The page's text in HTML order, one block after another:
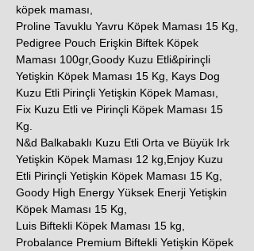
köpek maması,
Proline Tavuklu Yavru Köpek Maması 15 Kg,
Pedigree Pouch Erişkin Biftek Köpek
Maması 100gr,Goody Kuzu Etli&pirinçli
Yetişkin Köpek Maması 15 Kg, Kays Dog
Kuzu Etli Pirinçli Yetişkin Köpek Maması,
Fix Kuzu Etli ve Pirinçli Köpek Maması 15
Kg.
N&d Balkabaklı Kuzu Etli Orta ve Büyük Irk
Yetişkin Köpek Maması 12 kg,Enjoy Kuzu
Etli Pirinçli Yetişkin Köpek Maması 15 Kg,
Goody High Energy Yüksek Enerji Yetişkin
Köpek Maması 15 Kg,
Luis Biftekli Köpek Maması 15 kg,
Probalance Premium Biftekli Yetişkin Köpek